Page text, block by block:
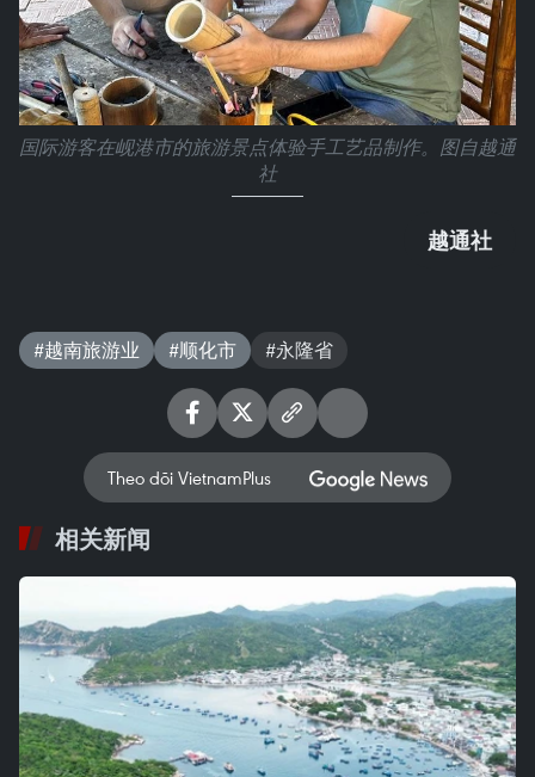
国际游客在岘港市的旅游景点体验手工艺品制作。图自越通
社
越通社
#越南旅游业 #顺化市 #永隆省
Theo dõi VietnamPlus
相关新闻